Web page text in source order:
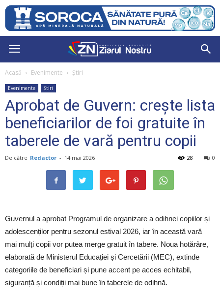
Acasă Evenimente Știri
Evenimente Știri
Aprobat de Guvern: crește lista
beneficiarilor de foi gratuite în
taberele de vară pentru copii
De către Redactor - 14 mai 2026 0
28
Guvernul a aprobat Programul de organizare a odihnei copiilor și
adolescenților pentru sezonul estival 2026, iar în această vară
mai mulți copii vor putea merge gratuit în tabere. Noua hotărâre,
elaborată de Ministerul Educației și Cercetării (MEC), extinde
categoriile de beneficiari și pune accent pe acces echitabil,
siguranță și condiții mai bune în taberele de odihnă.